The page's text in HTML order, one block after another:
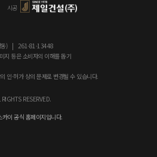
시공
동) | 261-81-13448
지 등은 소비자의 이해를 돕기
인·허가 상의 문제로 변경될 수 있습니다.
RESERVED.
이 공식 홈페이지입니다.